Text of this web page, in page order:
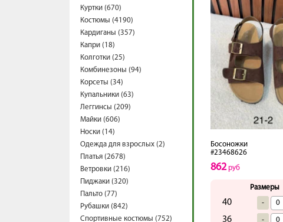
Куртки (670)
Костюмы (4190)
Кардиганы (357)
Капри (18)
Колготки (25)
Комбинезоны (94)
Корсеты (34)
Купальники (63)
Леггинсы (209)
Майки (606)
Носки (14)
Одежда для взрослых (2)
Платья (2678)
Ветровки (216)
Пиджаки (320)
Пальто (77)
Рубашки (842)
Спортивные костюмы (752)
Босоножки
#23468626
862руб
Размеры
40 -
36 -